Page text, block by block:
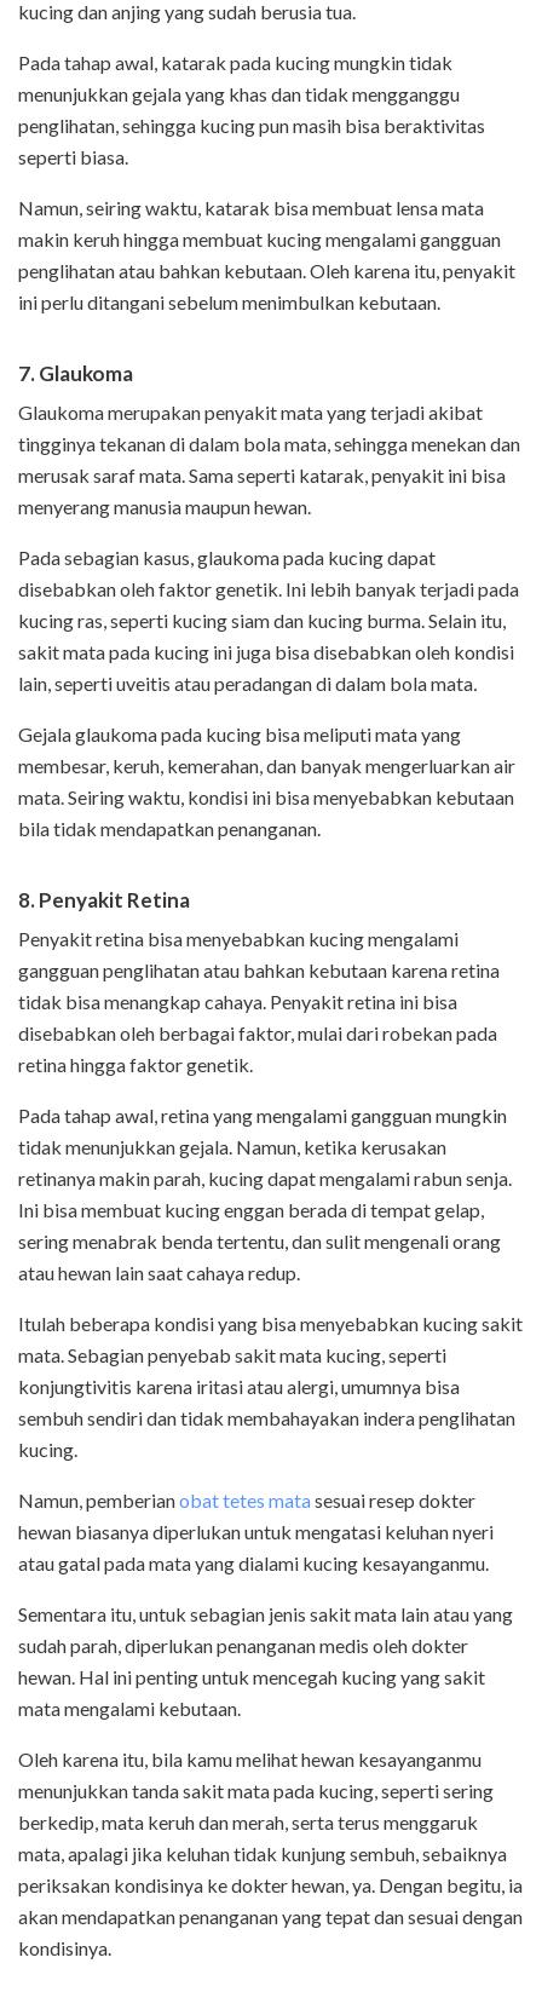
kucing dan anjing yang sudah berusia tua.
Pada tahap awal, katarak pada kucing mungkin tidak
menunjukkan gejala yang khas dan tidak mengganggu
penglihatan, sehingga kucing pun masih bisa beraktivitas
seperti biasa.
Namun, seiring waktu, katarak bisa membuat lensa mata
makin keruh hingga membuat kucing mengalami gangguan
penglihatan atau bahkan kebutaan. Oleh karena itu, penyakit
ini perlu ditangani sebelum menimbulkan kebutaan.
7. Glaukoma
Glaukoma merupakan penyakit mata yang terjadi akibat
tingginya tekanan di dalam bola mata, sehingga menekan dan
merusak saraf mata. Sama seperti katarak, penyakit ini bisa
menyerang manusia maupun hewan.
Pada sebagian kasus, glaukoma pada kucing dapat
disebabkan oleh faktor genetik. Ini lebih banyak terjadi pada
kucing ras, seperti kucing siam dan kucing burma. Selain itu,
sakit mata pada kucing ini juga bisa disebabkan oleh kondisi
lain, seperti uveitis atau peradangan di dalam bola mata.
Gejala glaukoma pada kucing bisa meliputi mata yang
membesar, keruh, kemerahan, dan banyak mengerluarkan air
mata. Seiring waktu, kondisi ini bisa menyebabkan kebutaan
bila tidak mendapatkan penanganan.
8. Penyakit Retina
Penyakit retina bisa menyebabkan kucing mengalami
gangguan penglihatan atau bahkan kebutaan karena retina
tidak bisa menangkap cahaya. Penyakit retina ini bisa
disebabkan oleh berbagai faktor, mulai dari robekan pada
retina hingga faktor genetik.
Pada tahap awal, retina yang mengalami gangguan mungkin
tidak menunjukkan gejala. Namun, ketika kerusakan
retinanya makin parah, kucing dapat mengalami rabun senja.
Ini bisa membuat kucing enggan berada di tempat gelap,
sering menabrak benda tertentu, dan sulit mengenali orang
atau hewan lain saat cahaya redup.
Itulah beberapa kondisi yang bisa menyebabkan kucing sakit
mata. Sebagian penyebab sakit mata kucing, seperti
konjungtivitis karena iritasi atau alergi, umumnya bisa
sembuh sendiri dan tidak membahayakan indera penglihatan
kucing.
Namun, pemberianobat tetes matasesuai resep dokter
hewan biasanya diperlukan untuk mengatasi keluhan nyeri
atau gatal pada mata yang dialami kucing kesayanganmu.
Sementara itu, untuk sebagian jenis sakit mata lain atau yang
sudah parah, diperlukan penanganan medis oleh dokter
hewan. Hal ini penting untuk mencegah kucing yang sakit
mata mengalami kebutaan.
Oleh karena itu, bila kamu melihat hewan kesayanganmu
menunjukkan tanda sakit mata pada kucing, seperti sering
berkedip, mata keruh dan merah, serta terus menggaruk
mata, apalagi jika keluhan tidak kunjung sembuh, sebaiknya
periksakan kondisinya ke dokter hewan, ya. Dengan begitu, ia
akan mendapatkan penanganan yang tepat dan sesuai dengan
kondisinya.